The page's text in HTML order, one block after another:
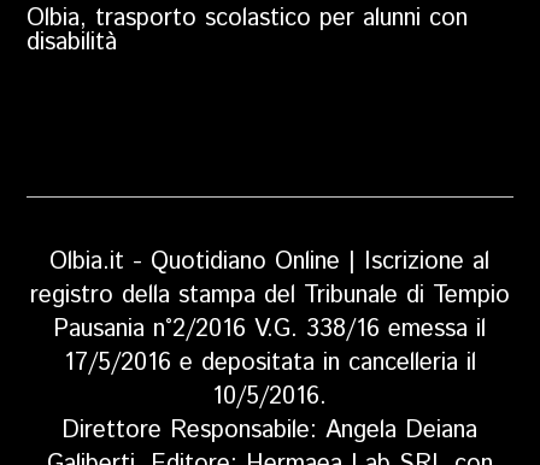
Olbia, trasporto scolastico per alunni con
disabilità
Olbia.it - Quotidiano Online | Iscrizione al
registro della stampa del Tribunale di Tempio
Pausania n°2/2016 V.G. 338/16 emessa il
17/5/2016 e depositata in cancelleria il
10/5/2016.
Direttore Responsabile: Angela Deiana